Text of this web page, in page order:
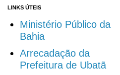
LINKS ÚTEIS
Ministério Público da
Bahia
Arrecadação da
Prefeitura de Ubatã